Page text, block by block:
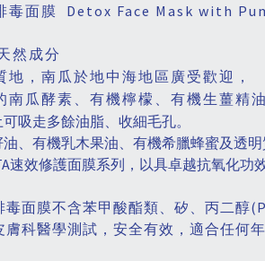
毒面膜 Detox Face Mask with
然成分
地，南瓜於地中海地區廣受歡迎，
南瓜酵素、 有機檸檬、有機生薑精
吸走多餘油脂、收細毛孔。
、有機乳木果油、有機希臘蜂蜜及透明
速效修護面膜系列，以具卓越抗氧化功
毒面膜不含苯甲酸酯類、矽、丙二醇
膚科醫學測試，安全有效，適合任何年